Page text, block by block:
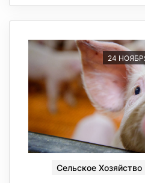
24
Сельское Хозяйство